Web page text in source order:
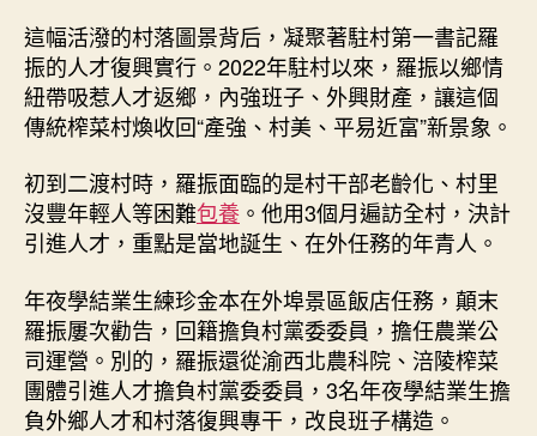
這幅活潑的村落圖景背后，凝聚著駐村第一書記羅
振的人才復興實行。2022年駐村以來，羅振以鄉情
紐帶吸惹人才返鄉，內強班子、外興財產，讓這個
傳統榨菜村煥收回“產強、村美、平易近富”新景象。
初到二渡村時，羅振面臨的是村干部老齡化、村里
沒豐年輕人等困難包養 。他用3個月遍訪全村，決計
引進人才，重點是當地誕生、在外任務的年青人。
年夜學結業生練珍金本在外埠景區飯店任務，顛末
羅振屢次勸告，回籍擔負村黨委委員，擔任農業公
司運營。別的，羅振還從渝西北農科院、涪陵榨菜
團體引進人才擔負村黨委委員，3名年夜學結業生擔
負外鄉人才和村落復興專干，改良班子構造。